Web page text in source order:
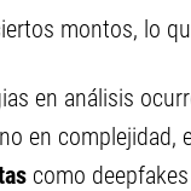
montos, lo
en análisis
en complejidad,
como